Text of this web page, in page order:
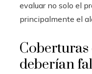
evaluar no solo el
principalmente el
Coberturas
deberían